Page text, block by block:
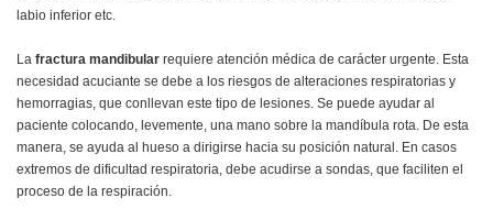
labio inferior etc.
La fractura mandibular requiere atención médica de carácter urgente. Esta
necesidad acuciante se debe a los riesgos de alteraciones respiratorias y
hemorragias, que conllevan este tipo de lesiones. Se puede ayudar al
paciente colocando, levemente, una mano sobre la mandíbula rota. De esta
manera, se ayuda al hueso a dirigirse hacia su posición natural. En casos
extremos de dificultad respiratoria, debe acudirse a sondas, que faciliten el
proceso de la respiración.